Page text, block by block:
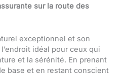
sur la route des
exceptionnel et son
idéal pour ceux qui
et la sérénité. En prenant
base et en restant conscient